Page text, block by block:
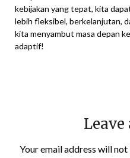
kebijakan yang tepat, kita
lebih fleksibel, berkelanjutan,
kita menyambut masa depan
adaptif!
Leave
Your email address will